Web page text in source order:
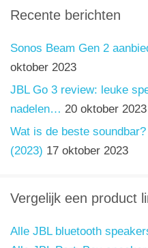
Recente berichten
Sonos Beam Gen 2
oktober 2023
JBL Go 3 review: leuke
nadelen… 20 oktober 2023
Wat is de beste
(2023) 17 oktober 2023
Vergelijk een product
Alle JBL bluetooth